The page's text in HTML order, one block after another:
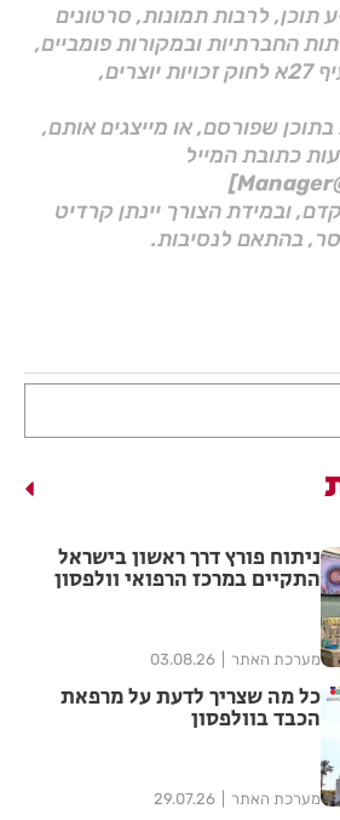
תוכן, לרבות תמונות, סרטונים
החברתיות ובמקורות פומביים,
בהתאם להוראות סעיף 27א לחוק זכויות יוצרים,
שפורסם, או מייצגים אותם,
כתובת המייל
ובמידת הצורך יינתן קרדיט
בהתאם לנסיבות.
ניתוח פורץ דרך ראשון בישראל
התקיים במרכז הרפואי וולפסון
מערכת האתר 03.08.26
כל מה שצריך לדעת על מרפאת
הכבד בוולפסון
מערכת האתר 29.07.26